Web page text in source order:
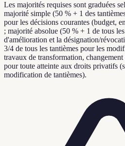
Les majorités requises sont graduées
majorité simple (50 % + 1 des
pour les décisions courantes (budget,
; majorité absolue (50 % + 1 de tous
d'amélioration et la désignation/
3/4 de tous les tantièmes pour les
travaux de transformation,
pour toute atteinte aux droits privatifs
modification de tantièmes).